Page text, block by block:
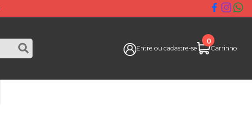
Entre ou cadastre-se
0
Carrinho